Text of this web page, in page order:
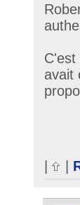
C'est
avait